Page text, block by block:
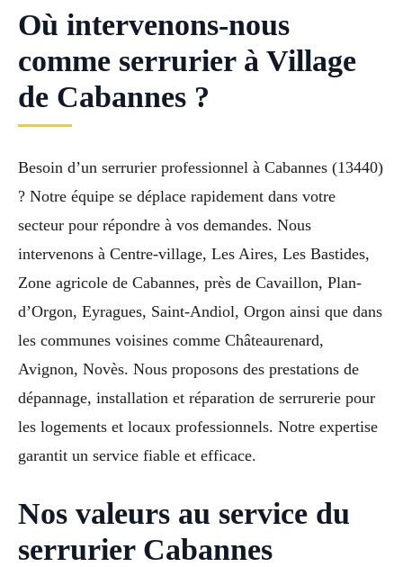
Où intervenons-nous
comme serrurier à Village
de Cabannes ?
Besoin d’un serrurier professionnel à Cabannes (13440)
? Notre équipe se déplace rapidement dans votre
secteur pour répondre à vos demandes. Nous
intervenons à Centre-village, Les Aires, Les Bastides,
Zone agricole de Cabannes, près de Cavaillon, Plan-
d’Orgon, Eyragues, Saint-Andiol, Orgon ainsi que dans
les communes voisines comme Châteaurenard,
Avignon, Novès. Nous proposons des prestations de
dépannage, installation et réparation de serrurerie pour
les logements et locaux professionnels. Notre expertise
garantit un service fiable et efficace.
Nos valeurs au service du
serrurier Cabannes